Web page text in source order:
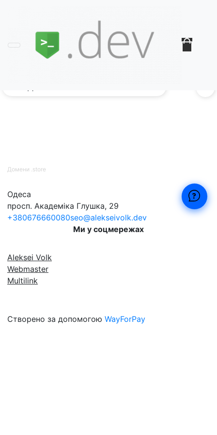
Домени .store
Домени .store
Одеса
просп. Академіка Глушка, 29
+380676660080seo@alekseivolk.dev
Ми у соцмережах
Aleksei Volk
Webmaster
Multilink
Створено за допомогою WayForPay